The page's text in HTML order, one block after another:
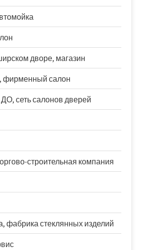
дворе, магазин
фирменный салон
сеть салонов дверей
строительная компания
фабрика стеклянных изделий